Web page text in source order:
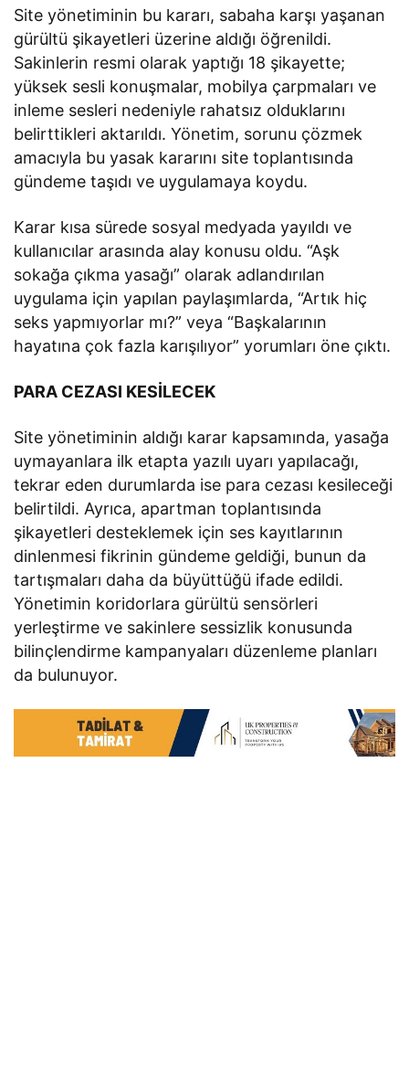
Site yönetiminin bu kararı, sabaha karşı yaşanan
gürültü şikayetleri üzerine aldığı öğrenildi.
Sakinlerin resmi olarak yaptığı 18 şikayette;
yüksek sesli konuşmalar, mobilya çarpmaları ve
inleme sesleri nedeniyle rahatsız olduklarını
belirttikleri aktarıldı. Yönetim, sorunu çözmek
amacıyla bu yasak kararını site toplantısında
gündeme taşıdı ve uygulamaya koydu.
Karar kısa sürede sosyal medyada yayıldı ve
kullanıcılar arasında alay konusu oldu. “Aşk
sokağa çıkma yasağı” olarak adlandırılan
uygulama için yapılan paylaşımlarda, “Artık hiç
seks yapmıyorlar mı?” veya “Başkalarının
hayatına çok fazla karışılıyor” yorumları öne çıktı.
PARA CEZASI KESİLECEK
Site yönetiminin aldığı karar kapsamında, yasağa
uymayanlara ilk etapta yazılı uyarı yapılacağı,
tekrar eden durumlarda ise para cezası kesileceği
belirtildi. Ayrıca, apartman toplantısında
şikayetleri desteklemek için ses kayıtlarının
dinlenmesi fikrinin gündeme geldiği, bunun da
tartışmaları daha da büyüttüğü ifade edildi.
Yönetimin koridorlara gürültü sensörleri
yerleştirme ve sakinlere sessizlik konusunda
bilinçlendirme kampanyaları düzenleme planları
da bulunuyor.